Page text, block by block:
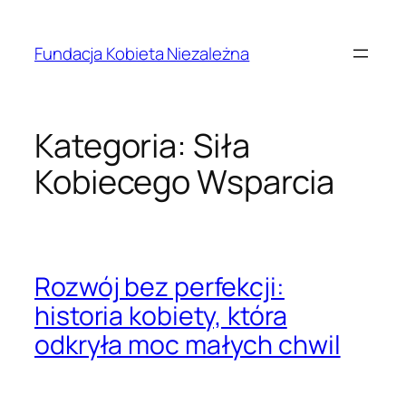
treściFundacja Kobieta Niezależna
Kategoria: Siła
Kobiecego Wsparcia
Rozwój bez perfekcji:
historia kobiety, która
odkryła moc małych chwil